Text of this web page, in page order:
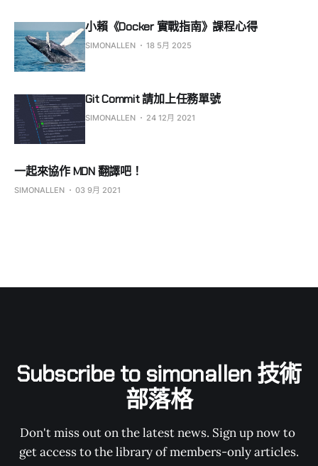
小賴《Docker 實戰指南》課程心得
SIMONALLEN 18 5月 2025
Git Commit 請加上任務單號
SIMONALLEN 24 12月 2021
一起來協作 MDN 翻譯吧！
SIMONALLEN 03 9月 2021
Subscribe to simonallen 技術
部落格
Don't miss out on the latest news. Sign up now to
get access to the library of members-only articles.